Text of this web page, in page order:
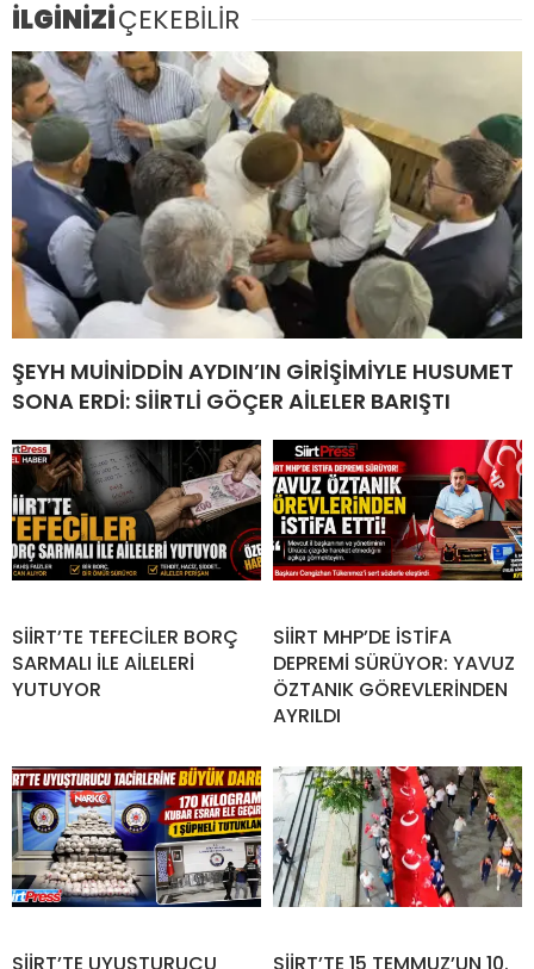
İLGİNİZİÇEKEBİLİR
ŞEYH MUİNİDDİN AYDIN’IN GİRİŞİMİYLE HUSUMET
SONA ERDİ: SİİRTLİ GÖÇER AİLELER BARIŞTI
SİİRT’TE TEFECİLER BORÇ
SARMALI İLE AİLELERİ
YUTUYOR
SİİRT MHP’DE İSTİFA
DEPREMİ SÜRÜYOR: YAVUZ
ÖZTANIK GÖREVLERİNDEN
AYRILDI